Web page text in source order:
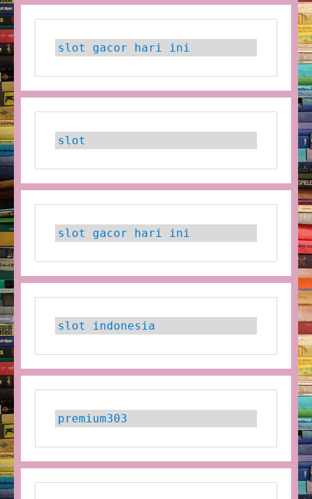
slot gacor hari ini
slot
slot gacor hari ini
slot indonesia
premium303